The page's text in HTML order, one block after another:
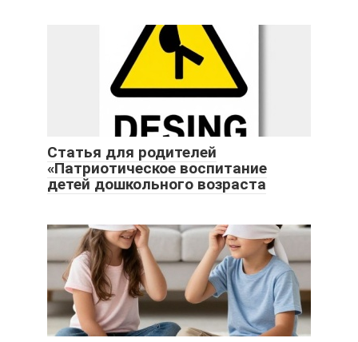
Статья для родителей
«Патриотическое воспитание
детей дошкольного возраста